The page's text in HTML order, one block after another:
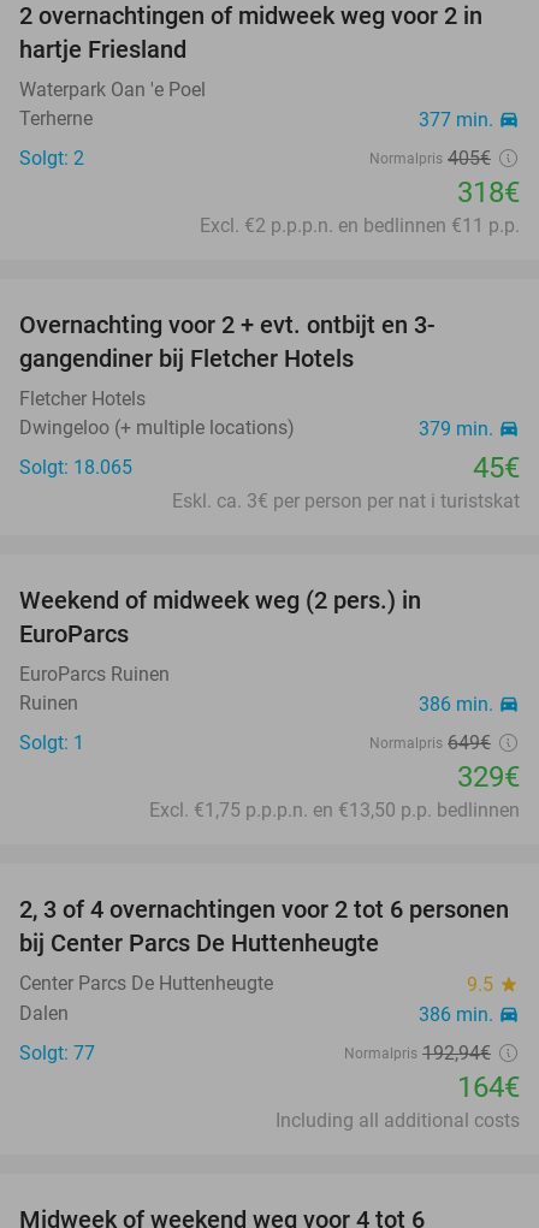
26%
2 overnachtingen of midweek weg voor 2 in
hartje Friesland
Waterpark Oan 'e Poel
Terherne
377 min. directions_car
Solgt: 2 Normalpris 405€
318€
Excl. €2 p.p.p.n. en bedlinnen €11 p.p.
Overnachting voor 2 + evt. ontbijt en 3-
gangendiner bij Fletcher Hotels
Fletcher Hotels
Dwingeloo (+ multiple locations)
379 min. directions_car
Solgt: 18.065 45€
Eskl. ca. 3€ per person per nat i turistskat
Weekend of midweek weg (2 pers.) in
EuroParcs
EuroParcs Ruinen
Ruinen
386 min. directions_car
Solgt: 1 Normalpris 649€
329€
Excl. €1,75 p.p.p.n. en €13,50 p.p. bedlinnen
15%
2, 3 of 4 overnachtingen voor 2 tot 6 personen
bij Center Parcs De Huttenheugte
Center Parcs De Huttenheugte 9.5 star
Dalen 386 min. directions_car
Solgt: 77 Normalpris 192,94€
164€
Including all additional costs
Midweek of weekend weg voor 4 tot 6